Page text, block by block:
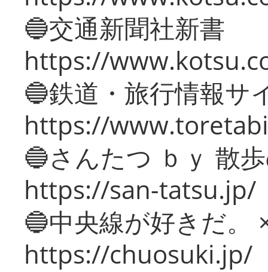
🔵交通新聞社新書
https://
🔵鉄道・旅行情報サ
https://
🔵さんたつ ｂｙ 散
https://san-tatsu.jp/
🔵中央線が好きだ。
https://chuosuki.jp/